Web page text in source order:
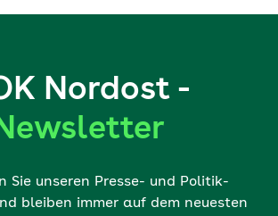
Nordost -
Sie unseren Presse- und Politik-
bleiben immer auf dem neuesten